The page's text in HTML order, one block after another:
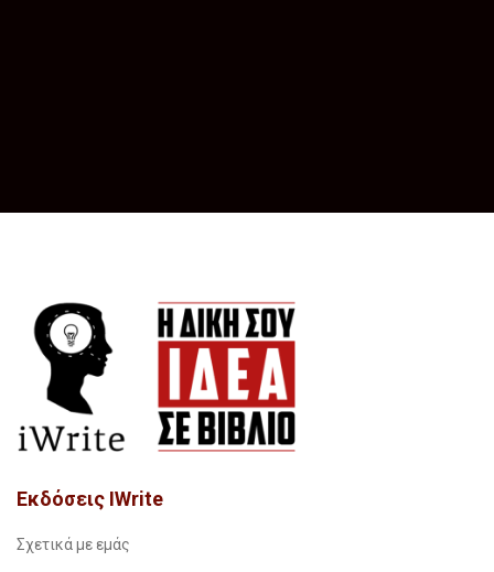
Εκδόσεις IWrite
Σχετικά με εμάς